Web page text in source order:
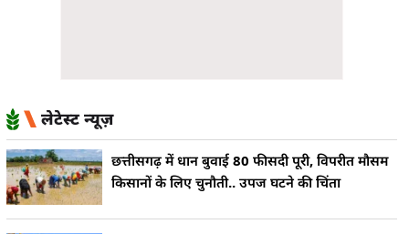
लेटेस्ट न्यूज़
छत्तीसगढ़ में धान बुवाई 80 फीसदी पूरी, विपरीत मौसम
किसानों के लिए चुनौती.. उपज घटने की चिंता